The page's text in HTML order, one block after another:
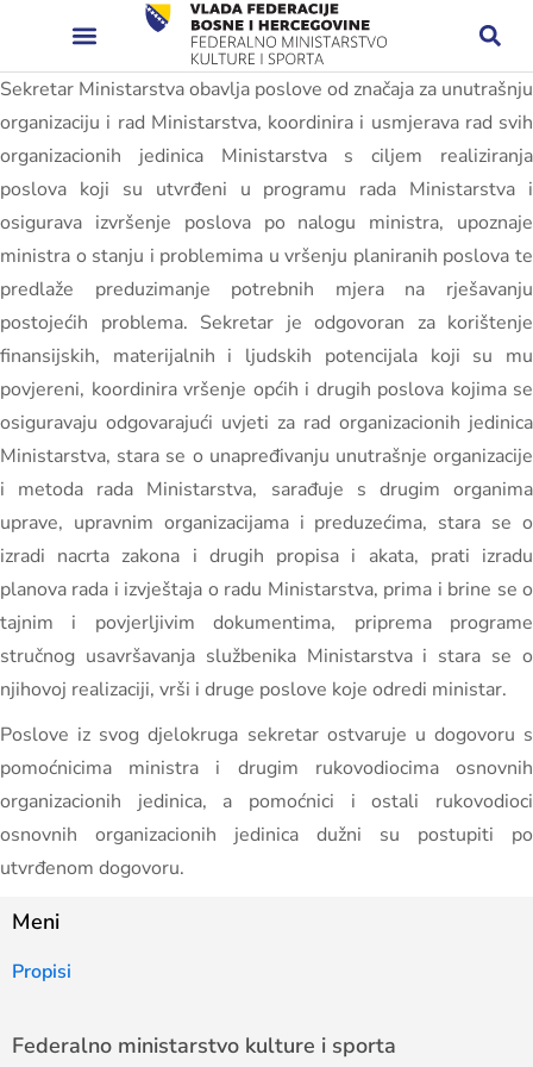
Sekretar Ministarstva obavlja poslove od značaja za unutrašnju
organizaciju i rad Ministarstva, koordinira i usmjerava rad svih
organizacionih jedinica Ministarstva s ciljem realiziranja
poslova koji su utvrđeni u programu rada Ministarstva i
osigurava izvršenje poslova po nalogu ministra, upoznaje
ministra o stanju i problemima u vršenju planiranih poslova te
predlaže preduzimanje potrebnih mjera na rješavanju
postojećih problema. Sekretar je odgovoran za korištenje
finansijskih, materijalnih i ljudskih potencijala koji su mu
povjereni, koordinira vršenje općih i drugih poslova kojima se
osiguravaju odgovarajući uvjeti za rad organizacionih jedinica
Ministarstva, stara se o unapređivanju unutrašnje organizacije
i metoda rada Ministarstva, sarađuje s drugim organima
uprave, upravnim organizacijama i preduzećima, stara se o
izradi nacrta zakona i drugih propisa i akata, prati izradu
planova rada i izvještaja o radu Ministarstva, prima i brine se o
tajnim i povjerljivim dokumentima, priprema programe
stručnog usavršavanja službenika Ministarstva i stara se o
njihovoj realizaciji, vrši i druge poslove koje odredi ministar.
Poslove iz svog djelokruga sekretar ostvaruje u dogovoru s
pomoćnicima ministra i drugim rukovodiocima osnovnih
organizacionih jedinica, a pomoćnici i ostali rukovodioci
osnovnih organizacionih jedinica dužni su postupiti po
utvrđenom dogovoru.
Meni
Propisi
Federalno ministarstvo kulture i sporta